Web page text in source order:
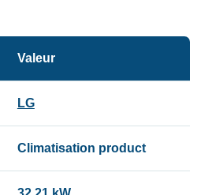
Valeur
LG
Climatisation product